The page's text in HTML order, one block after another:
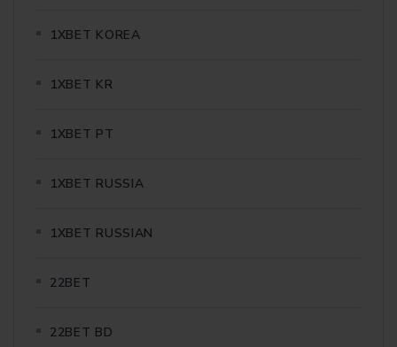
1XBET KOREA
1XBET KR
1XBET PT
1XBET RUSSIA
1XBET RUSSIAN
22BET
22BET BD